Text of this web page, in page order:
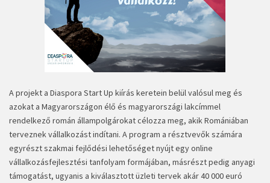
A projekt a Diaspora Start Up kiírás keretein belül valósul meg és
azokat a Magyarországon élő és magyarországi lakcímmel
rendelkező román állampolgárokat célozza meg, akik Romániában
terveznek vállalkozást indítani. A program a résztvevők számára
egyrészt szakmai fejlődési lehetőséget nyújt egy online
vállalkozásfejlesztési tanfolyam formájában, másrészt pedig anyagi
támogatást, ugyanis a kiválasztott üzleti tervek akár 40 000 euró